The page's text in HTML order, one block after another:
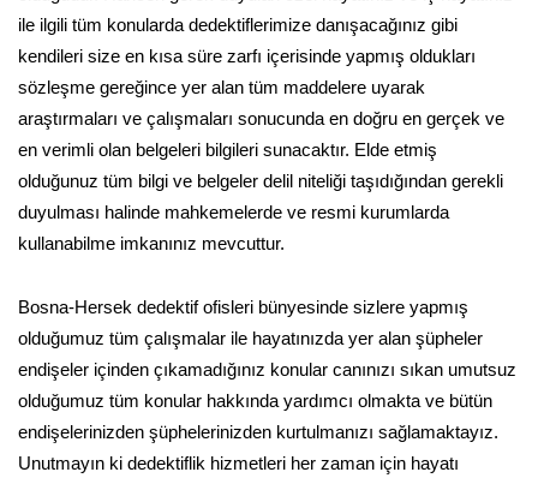
ile ilgili tüm konularda dedektiflerimize danışacağınız gibi
kendileri size en kısa süre zarfı içerisinde yapmış oldukları
sözleşme gereğince yer alan tüm maddelere uyarak
araştırmaları ve çalışmaları sonucunda en doğru en gerçek ve
en verimli olan belgeleri bilgileri sunacaktır. Elde etmiş
olduğunuz tüm bilgi ve belgeler delil niteliği taşıdığından gerekli
duyulması halinde mahkemelerde ve resmi kurumlarda
kullanabilme imkanınız mevcuttur.
Bosna-Hersek dedektif ofisleri bünyesinde sizlere yapmış
olduğumuz tüm çalışmalar ile hayatınızda yer alan şüpheler
endişeler içinden çıkamadığınız konular canınızı sıkan umutsuz
olduğumuz tüm konular hakkında yardımcı olmakta ve bütün
endişelerinizden şüphelerinizden kurtulmanızı sağlamaktayız.
Unutmayın ki dedektiflik hizmetleri her zaman için hayatı